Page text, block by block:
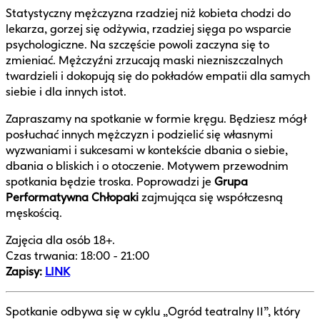
Statystyczny mężczyzna rzadziej niż kobieta chodzi do
lekarza, gorzej się odżywia, rzadziej sięga po wsparcie
psychologiczne. Na szczęście powoli zaczyna się to
zmieniać. Mężczyźni zrzucają maski niezniszczalnych
twardzieli i dokopują się do pokładów empatii dla samych
siebie i dla innych istot.
Zapraszamy na spotkanie w formie kręgu. Będziesz mógł
posłuchać innych mężczyzn i podzielić się własnymi
wyzwaniami i sukcesami w kontekście dbania o siebie,
dbania o bliskich i o otoczenie. Motywem przewodnim
spotkania będzie troska. Poprowadzi je Grupa
Performatywna Chłopaki zajmująca się współczesną
męskością.
Zajęcia dla osób 18+.
Czas trwania: 18:00 - 21:00
Zapisy: LINK
Spotkanie odbywa się w cyklu „Ogród teatralny II”, który